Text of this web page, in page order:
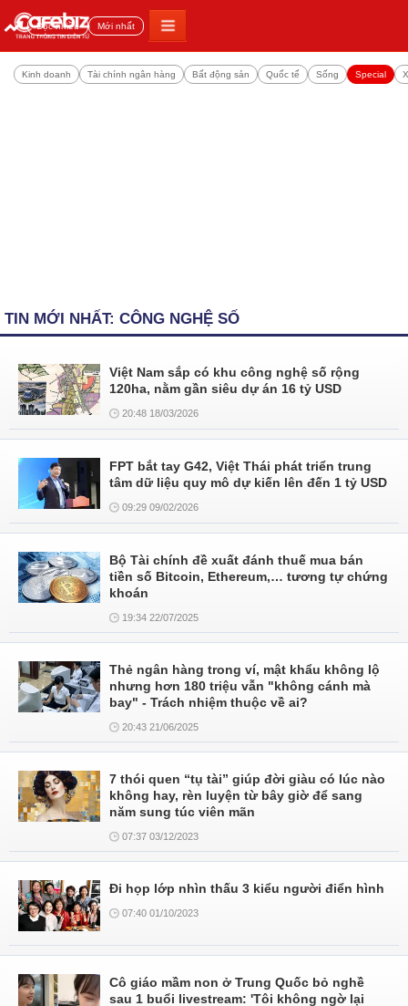
Đọc nhiều Mới nhất
Kinh doanh Tài chính ngân hàng Bất động sản Quốc tế Sống Special
TIN MỚI NHẤT: CÔNG NGHỆ SỐ
Việt Nam sắp có khu công nghệ số rộng
120ha, nằm gần siêu dự án 16 tỷ USD
20:48 18/03/2026
FPT bắt tay G42, Việt Thái phát triển trung
tâm dữ liệu quy mô dự kiến lên đến 1 tỷ USD
09:29 09/02/2026
Bộ Tài chính đề xuất đánh thuế mua bán
tiền số Bitcoin, Ethereum,… tương tự chứng
khoán
19:34 22/07/2025
Thẻ ngân hàng trong ví, mật khẩu không lộ
nhưng hơn 180 triệu vẫn "không cánh mà
bay" - Trách nhiệm thuộc về ai?
20:43 21/06/2025
7 thói quen “tụ tài” giúp đời giàu có lúc nào
không hay, rèn luyện từ bây giờ để sang
năm sung túc viên mãn
07:37 03/12/2023
Đi họp lớp nhìn thấu 3 kiểu người điển hình
07:40 01/10/2023
Cô giáo mầm non ở Trung Quốc bỏ nghề
sau 1 buổi livestream: 'Tôi không ngờ lại